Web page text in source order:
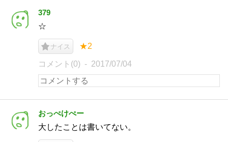
379
☆
ナイス ★2
コメント(0) 2017/07/04
おっぺけぺー
大したことは書いてない。